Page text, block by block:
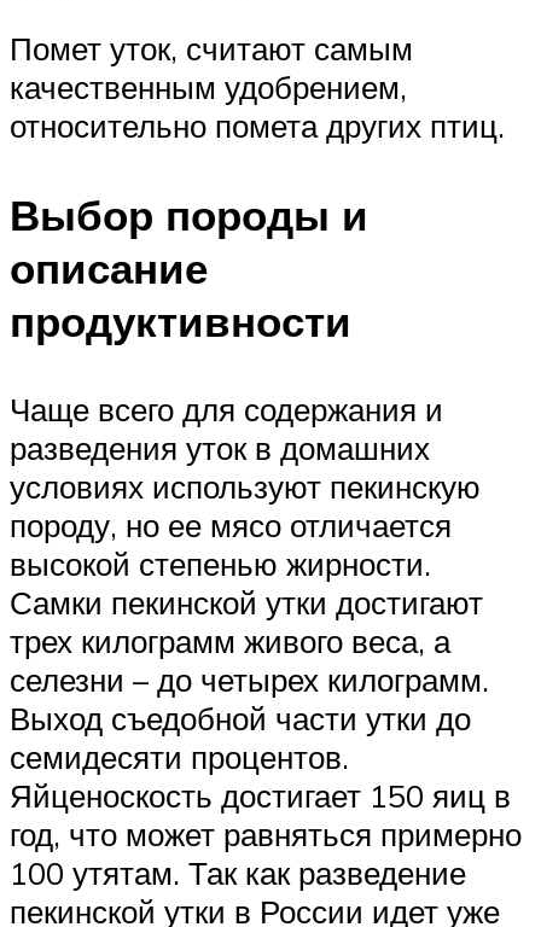
Помет уток, считают самым
качественным удобрением,
относительно помета других птиц.
Выбор породы и
описание
продуктивности
Чаще всего для содержания и
разведения уток в домашних
условиях используют пекинскую
породу, но ее мясо отличается
высокой степенью жирности.
Самки пекинской утки достигают
трех килограмм живого веса, а
селезни – до четырех килограмм.
Выход съедобной части утки до
семидесяти процентов.
Яйценоскость достигает 150 яиц в
год, что может равняться примерно
100 утятам. Так как разведение
пекинской утки в России идет уже